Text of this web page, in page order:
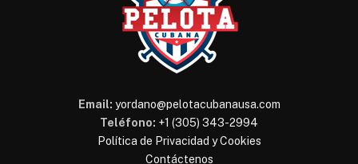
Email: yordano@pelotacubanausa.com
Teléfono: +1 (305) 343-2994
Política de Privacidad y Cookies
Contáctenos